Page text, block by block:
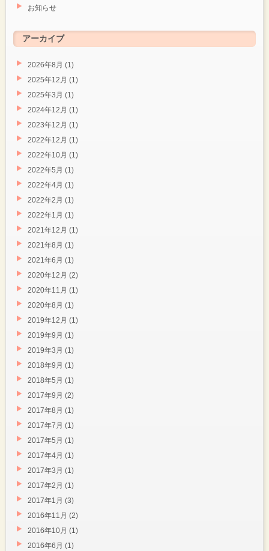
お知らせ
アーカイブ
2026年8月 (1)
2025年12月 (1)
2025年3月 (1)
2024年12月 (1)
2023年12月 (1)
2022年12月 (1)
2022年10月 (1)
2022年5月 (1)
2022年4月 (1)
2022年2月 (1)
2022年1月 (1)
2021年12月 (1)
2021年8月 (1)
2021年6月 (1)
2020年12月 (2)
2020年11月 (1)
2020年8月 (1)
2019年12月 (1)
2019年9月 (1)
2019年3月 (1)
2018年9月 (1)
2018年5月 (1)
2017年9月 (2)
2017年8月 (1)
2017年7月 (1)
2017年5月 (1)
2017年4月 (1)
2017年3月 (1)
2017年2月 (1)
2017年1月 (3)
2016年11月 (2)
2016年10月 (1)
2016年6月 (1)